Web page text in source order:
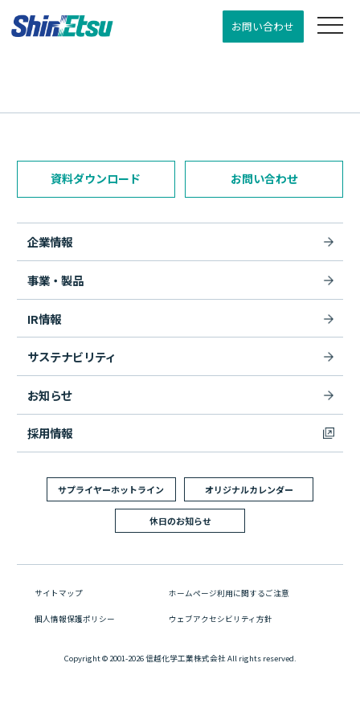
お問い合わせ
資料ダウンロード お問い合わせ
企業情報
事業・製品
IR情報
サステナビリティ
お知らせ
採用情報
サプライヤーホットライン オリジナルカレンダー
休日のお知らせ
サイトマップ ホームページ利用に関するご注意
個人情報保護ポリシー ウェブアクセシビリティ方針
Copyright © 2001-2026 信越化学工業株式会社 All rights reserved.